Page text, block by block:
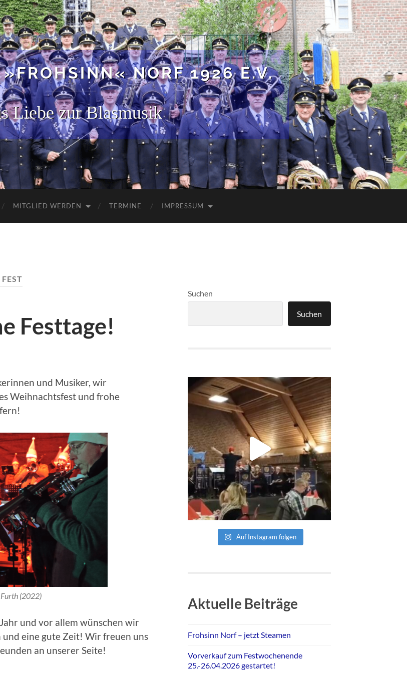
NORF 1926 E.V.
Liebe zur Blasmusik
MITGLIED WERDEN TERMINE IMPRESSUM
FEST
Festtage!
und Musiker, wir
Weihnachtsfest und frohe
(2022)
und vor allem wünschen wir
eine gute Zeit! Wir freuen uns
an unserer Seite!
Suchen
Suchen
Auf Instagram folgen
Aktuelle Beiträge
Frohsinn Norf – jetzt Steamen
Vorverkauf zum Festwochenende
25.-26.04.2026 gestartet!